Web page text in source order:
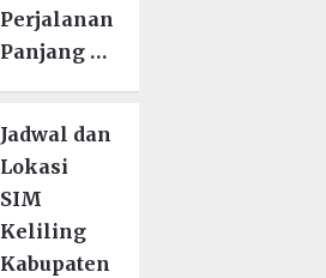
Perjalanan
Panjang …
Jadwal dan
Lokasi
SIM
Keliling
Kabupaten